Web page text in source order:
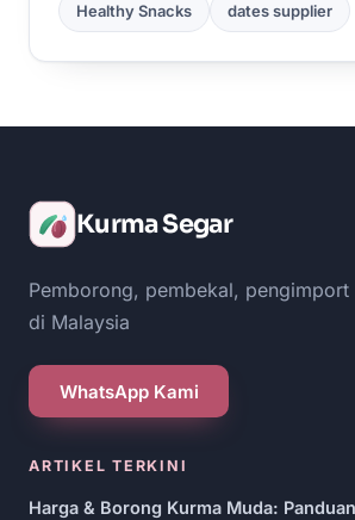
Healthy Snacks dates supplier
Kurma Segar
Pemborong, pembekal, pengimport
di Malaysia
WhatsApp Kami
ARTIKEL TERKINI
Harga & Borong Kurma Muda: